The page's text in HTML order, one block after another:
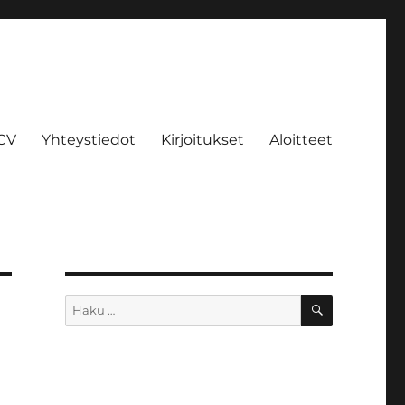
Yhteystiedot Kirjoitukset Aloitteet
Etsi: HAKU